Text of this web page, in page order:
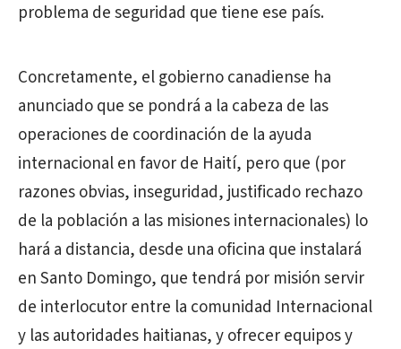
problema de seguridad que tiene ese país.
Concretamente, el gobierno canadiense ha
anunciado que se pondrá a la cabeza de las
operaciones de coordinación de la ayuda
internacional en favor de Haití, pero que (por
razones obvias, inseguridad, justificado rechazo
de la población a las misiones internacionales) lo
hará a distancia, desde una oficina que instalará
en Santo Domingo, que tendrá por misión servir
de interlocutor entre la comunidad Internacional
y las autoridades haitianas, y ofrecer equipos y